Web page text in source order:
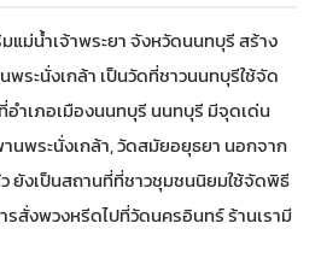
แม่น้ำเจ้าพระยา จังหวัดนนทบุรี สร้าง
ระนั่งเกล้า เป็นวัดที่ชาวนนทบุรีใช้จัด
ำเภอเมืองนนทบุรี นนทบุรี มีจุดเด่น
านพระนั่งเกล้า, วัดสมัยอยุธยา นอกจาก
ยังเป็นสถานที่ที่ชาวชุมชนนิยมใช้จัดพิธี
งพวงหรีดไปที่วัดนครอินทร์ ร้านเรามี